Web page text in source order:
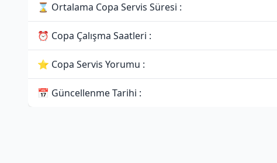
⌛ Ortalama Copa Servis Süresi :
⏰ Copa Çalışma Saatleri :
⭐ Copa Servis Yorumu :
📅 Güncellenme Tarihi :